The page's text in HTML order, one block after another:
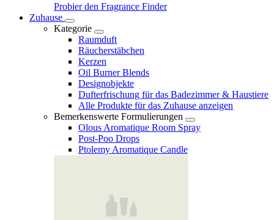
Probier den Fragrance Finder
Zuhause
Kategorie
Raumduft
Räucherstäbchen
Kerzen
Oil Burner Blends
Designobjekte
Dufterfrischung für das Badezimmer & Haustiere
Alle Produkte für das Zuhause anzeigen
Bemerkenswerte Formulierungen
Olous Aromatique Room Spray
Post-Poo Drops
Ptolemy Aromatique Candle